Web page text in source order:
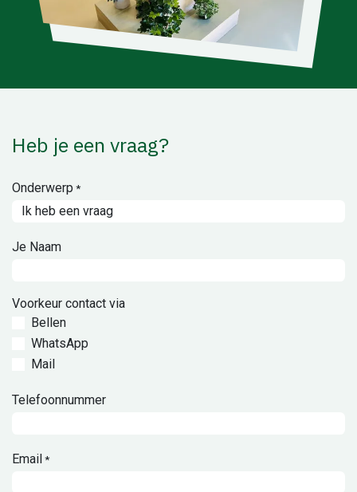
Heb je een vraag?
Onderwerp *
Je Naam
Voorkeur contact via
Bellen
WhatsApp
Mail
Telefoonnummer
Email*